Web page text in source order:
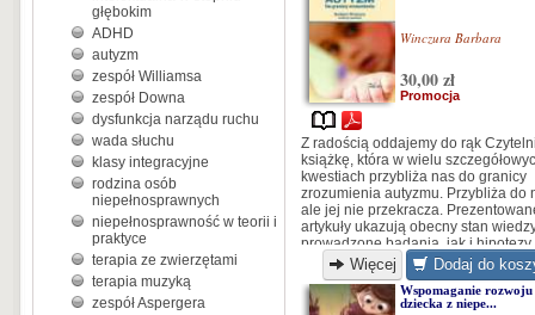
głębokim
ADHD
autyzm
zespół Williamsa
zespół Downa
dysfunkcja narządu ruchu
wada słuchu
klasy integracyjne
rodzina osób
niepełnosprawnych
niepełnosprawność w teorii i
praktyce
terapia ze zwierzętami
terapia muzyką
zespół Aspergera
Winczura Barbara
30,00 zł
Promocja
Z radością oddajemy do rąk
książkę, która w wielu
kwestiach przybliża nas do granicy
zrozumienia autyzmu. Przybliża do
ale jej nie przekracza.
artykuły ukazują obecny stan
prowadzone badania, jak i hipotezy
potrzebujące weryfikacji w wielu
wąskich zagadnieniach związanych
Więcej Dodaj do
Wspomaganie rozwoju
dziecka z niepe...